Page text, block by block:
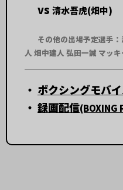
vs 清水吾虎(畑中)
その他の出場予定選手
人 畑中建人 弘田一誠 マッ
・ ボクシングモバ
・ 録画配信(BOXING